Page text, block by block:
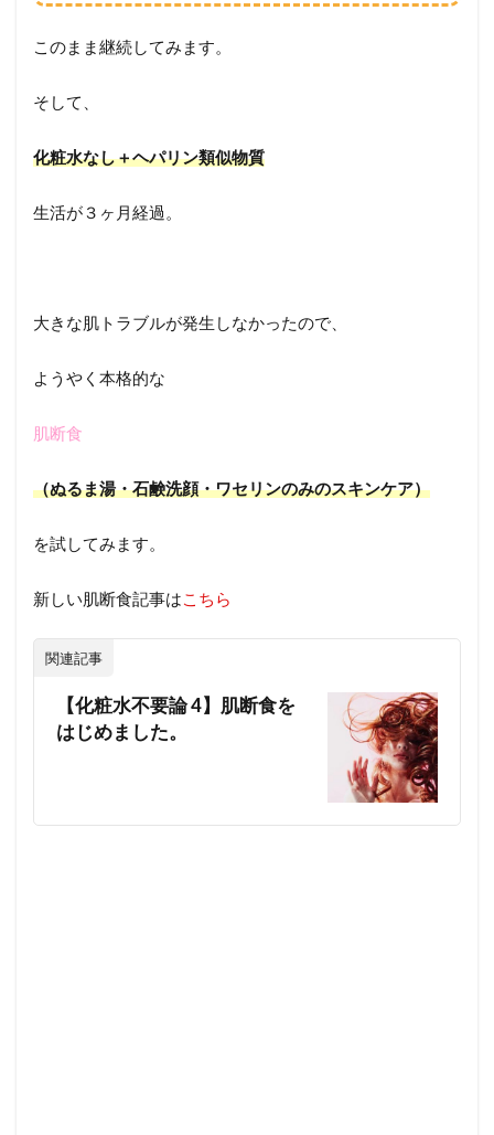
このまま継続してみます。
そして、
化粧水なし＋ヘパリン類似物質
生活が３ヶ月経過。
大きな肌トラブルが発生しなかったので、
ようやく本格的な
肌断食
（ぬるま湯・石鹸洗顔・ワセリンのみのスキンケア）
を試してみます。
新しい肌断食記事はこちら
関連記事
【化粧水不要論 4】肌断食を
はじめました。